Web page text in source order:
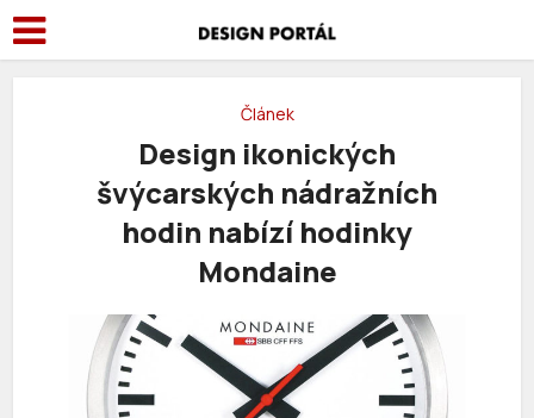
Článek
Design ikonických
švýcarských nádražních
hodin nabízí hodinky
Mondaine